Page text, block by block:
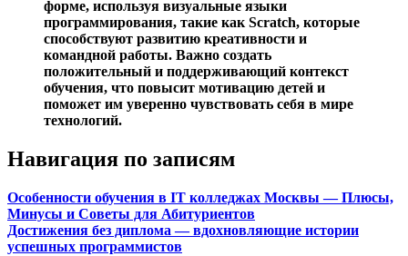
форме, используя визуальные языки
программирования, такие как Scratch, которые
способствуют развитию креативности и
командной работы. Важно создать
положительный и поддерживающий контекст
обучения, что повысит мотивацию детей и
поможет им уверенно чувствовать себя в мире
технологий.
Навигация по записям
Особенности обучения в IT колледжах Москвы — Плюсы,
Минусы и Советы для Абитуриентов
Достижения без диплома — вдохновляющие истории
успешных программистов